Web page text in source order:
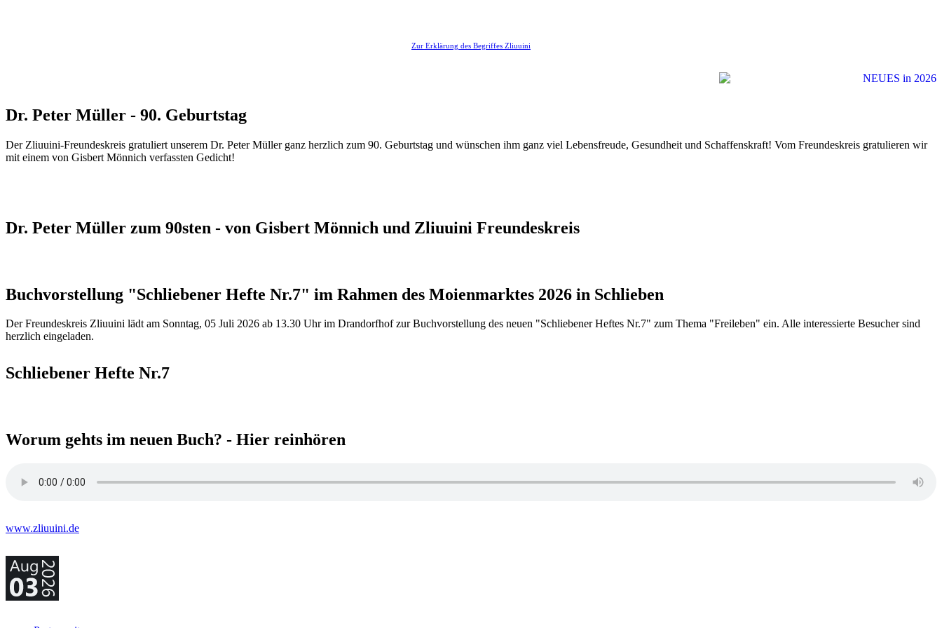
Zur Erklärung des Begriffes Zliuuini
Dr. Peter Müller - 90. Geburtstag
Der Zliuuini-Freundeskreis gratuliert unserem Dr. Peter Müller ganz herzlich zum 90. Geburtstag und wünschen ihm ganz viel Lebensfreude, Gesundheit und Schaffenskraft! Vom Freundeskreis gratulieren wir
mit einem von Gisbert Mönnich verfassten Gedicht!
Dr. Peter Müller zum 90sten - von Gisbert Mönnich und Zliuuini Freundeskreis
Buchvorstellung "Schliebener Hefte Nr.7" im Rahmen des Moienmarktes 2026 in Schlieben
Der Freundeskreis Zliuuini lädt am Sonntag, 05 Juli 2026 ab 13.30 Uhr im Drandorfhof zur Buchvorstellung des neuen "Schliebener Heftes Nr.7" zum Thema "Freileben" ein. Alle interessierte Besucher sind
herzlich eingeladen.
Schliebener Hefte Nr.7
Worum gehts im neuen Buch? - Hier reinhören
www.zliuuini.de